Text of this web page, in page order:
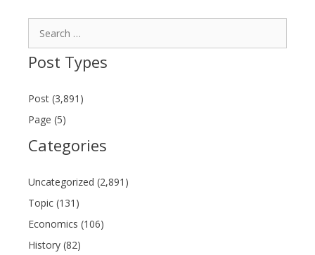
Post Types
Post (3,891)
Page (5)
Categories
Uncategorized (2,891)
Topic (131)
Economics (106)
History (82)